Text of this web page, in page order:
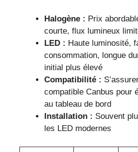
Halogène : Prix
courte, flux lumineux
LED : Haute luminosité,
consommation, longue
initial plus élevé
Compatibilité :
compatible Canbus pour
au tableau de bord
Installation : Souvent
les LED modernes